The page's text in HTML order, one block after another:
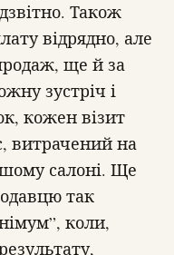
Також
відрядно, але
ще й за
зустріч і
кожен візит
витрачений на
салоні. Ще
так
коли,